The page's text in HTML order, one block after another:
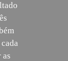
as